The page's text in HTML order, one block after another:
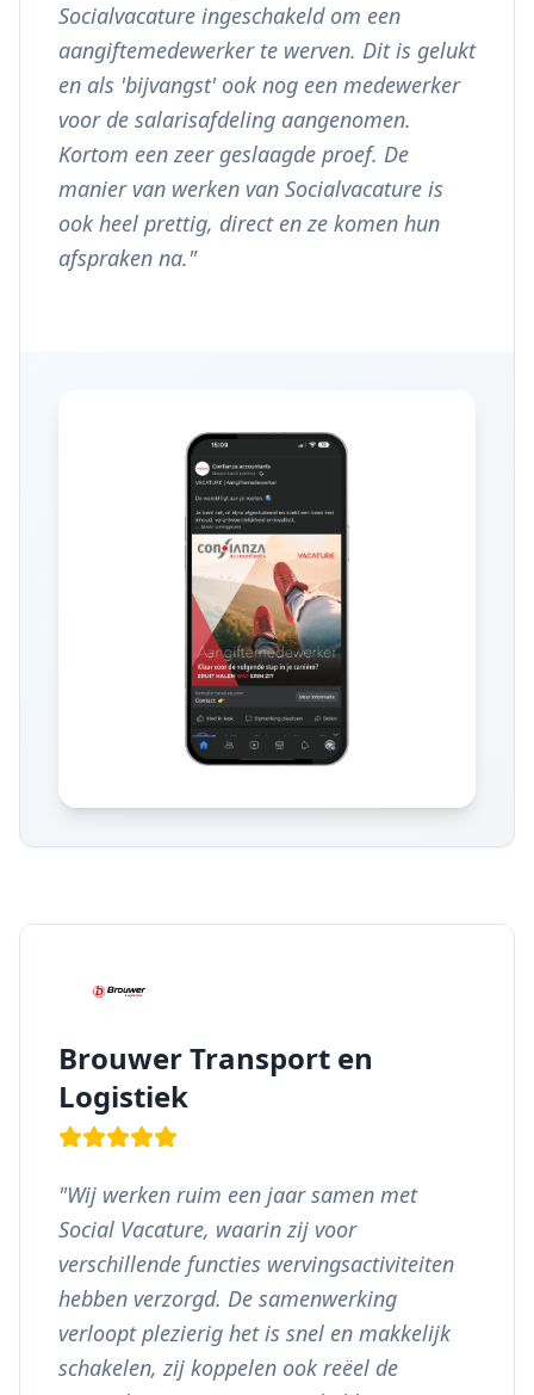
Socialvacature ingeschakeld om een
aangiftemedewerker te werven. Dit is gelukt
en als 'bijvangst' ook nog een medewerker
voor de salarisafdeling aangenomen.
Kortom een zeer geslaagde proef. De
manier van werken van Socialvacature is
ook heel prettig, direct en ze komen hun
afspraken na."
Brouwer Transport en
Logistiek
"Wij werken ruim een jaar samen met
Social Vacature, waarin zij voor
verschillende functies wervingsactiviteiten
hebben verzorgd. De samenwerking
verloopt plezierig het is snel en makkelijk
schakelen, zij koppelen ook reëel de